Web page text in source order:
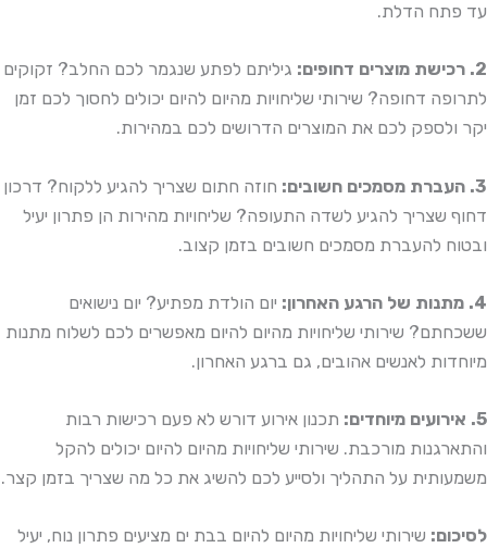
עד פתח הדלת.
2. רכישת מוצרים דחופים:
גיליתם לפתע שנגמר לכם החלב? זקוקים
לתרופה דחופה? שירותי שליחויות מהיום להיום יכולים לחסוך לכם זמן
יקר ולספק לכם את המוצרים הדרושים לכם במהירות.
3. העברת מסמכים חשובים:
חוזה חתום שצריך להגיע ללקוח? דרכון
דחוף שצריך להגיע לשדה התעופה? שליחויות מהירות הן פתרון יעיל
ובטוח להעברת מסמכים חשובים בזמן קצוב.
4. מתנות של הרגע האחרון:
יום הולדת מפתיע? יום נישואים
ששכחתם? שירותי שליחויות מהיום להיום מאפשרים לכם לשלוח מתנות
מיוחדות לאנשים אהובים, גם ברגע האחרון.
5. אירועים מיוחדים:
תכנון אירוע דורש לא פעם רכישות רבות
והתארגנות מורכבת. שירותי שליחויות מהיום להיום יכולים להקל
משמעותית על התהליך ולסייע לכם להשיג את כל מה שצריך בזמן קצר.
לסיכום: שירותי שליחויות מהיום להיום בבת ים מציעים פתרון נוח, יעיל